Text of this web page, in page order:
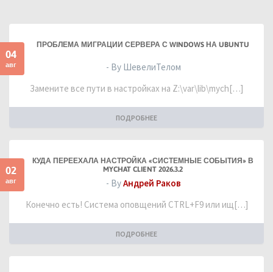
04
авг
ПРОБЛЕМА МИГРАЦИИ СЕРВЕРА С WINDOWS НА UBUNTU
- By ШевелиТелом
Замените все пути в настройках на Z:\var\lib\mych[…]
ПОДРОБНЕЕ
02
авг
КУДА ПЕРЕЕХАЛА НАСТРОЙКА «СИСТЕМНЫЕ СОБЫТИЯ» В
MYCHAT CLIENT 2026.3.2
- ByАндрей Раков
Конечно есть! Система оповщений CTRL+F9 или ищ[…]
ПОДРОБНЕЕ